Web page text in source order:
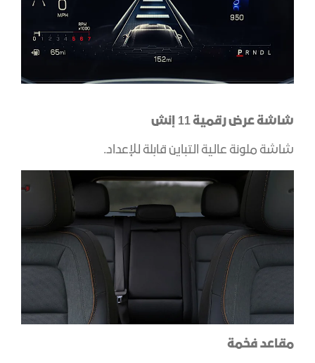
شاشة عرض رقمية 11 إنش
شاشة ملونة عالية التباين قابلة للإعداد.
مقاعد فخمة